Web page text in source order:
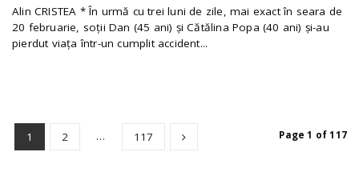
Alin CRISTEA * În urmă cu trei luni de zile, mai exact în seara de
20 februarie, soții Dan (45 ani) și Cătălina Popa (40 ani) și-au
pierdut viața într-un cumplit accident...
1 2 … 117 Page 1 of 117